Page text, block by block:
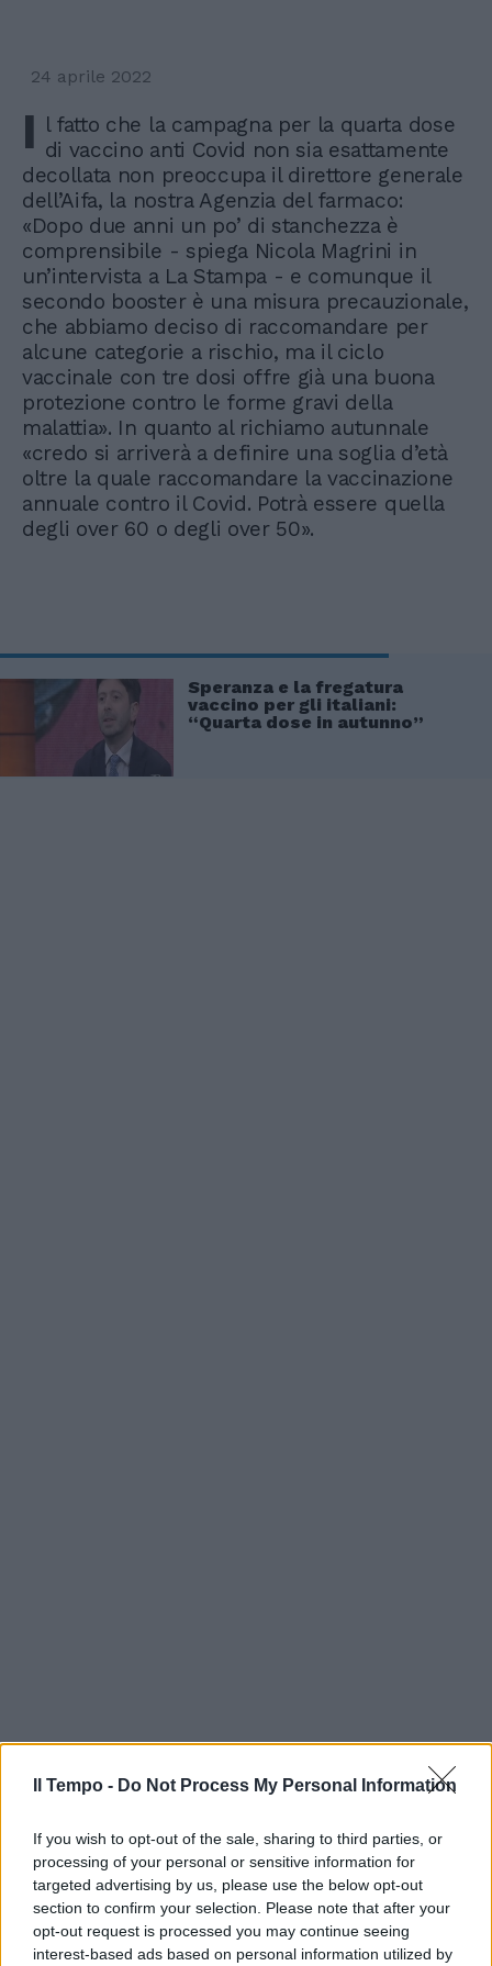
Il Tempo - Do Not Process My Personal Information
If you wish to opt-out of the sale, sharing to third parties, or
processing of your personal or sensitive information for
targeted advertising by us, please use the below opt-out
section to confirm your selection. Please note that after your
opt-out request is processed you may continue seeing
interest-based ads based on personal information utilized by
24 aprile 2022
I l fatto che la campagna per la quarta dose
di vaccino anti Covid non sia esattamente
decollata non preoccupa il direttore generale
dell’Aifa, la nostra Agenzia del farmaco:
«Dopo due anni un po’ di stanchezza è
comprensibile - spiega Nicola Magrini in
un’intervista a La Stampa - e comunque il
secondo booster è una misura precauzionale,
che abbiamo deciso di raccomandare per
alcune categorie a rischio, ma il ciclo
vaccinale con tre dosi offre già una buona
protezione contro le forme gravi della
malattia». In quanto al richiamo autunnale
«credo si arriverà a definire una soglia d’età
oltre la quale raccomandare la vaccinazione
annuale contro il Covid. Potrà essere quella
degli over 60 o degli over 50».
Speranza e la fregatura
vaccino per gli italiani:
“Quarta dose in autunno”